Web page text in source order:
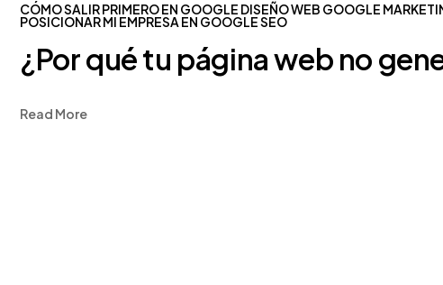
CÓMO SALIR PRIMERO EN GOOGLE DISEÑO WEB GOOGLE
POSICIONAR MI EMPRESA EN GOOGLESEO
¿Por qué tu página web no
Read More